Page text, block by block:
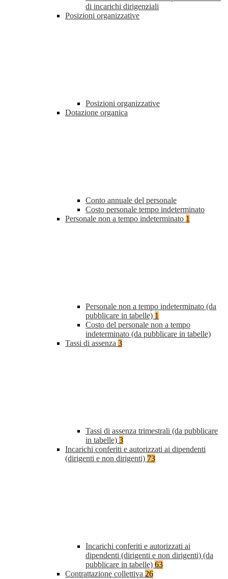
di incarichi dirigenziali
Posizioni organizzative
Posizioni organizzative
Dotazione organica
Conto annuale del personale
Costo personale tempo indeterminato
Personale non a tempo indeterminato 1
Personale non a tempo indeterminato (da
pubblicare in tabelle) 1
Costo del personale non a tempo
indeterminato (da pubblicare in tabelle)
Tassi di assenza 3
Tassi di assenza trimestrali (da pubblicare
in tabelle) 3
Incarichi conferiti e autorizzati ai dipendenti
(dirigenti e non dirigenti) 73
Incarichi conferiti e autorizzati ai
dipendenti (dirigenti e non dirigenti) (da
pubblicare in tabelle) 63
Contrattazione collettiva 26